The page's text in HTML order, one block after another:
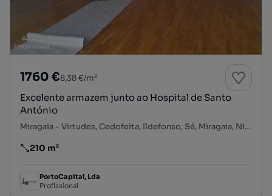
1760 €8,38 €/m²
Excelente armazem junto ao Hospital de Santo
António
Miragaia - Virtudes, Cedofeita, Ildefonso, Sé, Miragaia, Nicolau, Vitória, Porto, Porto
Preço por metro quadrado
210 m²
PortoCapital, Lda
Profissional